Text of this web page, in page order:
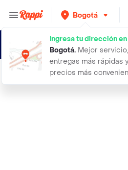
Bogotá
Ingresa tu dirección en
Bogotá. Mejor servicio,
entregas más rápidas
precios más
abrigo toby navy talla 09 ninos